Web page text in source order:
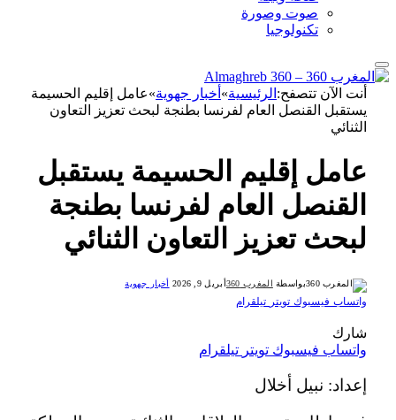
صوت وصورة
تكنولوجيا
أنت الآن تتصفح: الرئيسية» أخبار جهوية»عامل إقليم الحسيمة
يستقبل القنصل العام لفرنسا بطنجة لبحث تعزيز التعاون
الثنائي
عامل إقليم الحسيمة يستقبل
القنصل العام لفرنسا بطنجة
لبحث تعزيز التعاون الثنائي
بواسطة المغرب 360 أبريل 9, 2026 أخبار جهوية
واتساب فيسبوك تويتر تيلقرام
شارك
واتساب فيسبوك تويتر تيلقرام
إعداد: نبيل أخلال